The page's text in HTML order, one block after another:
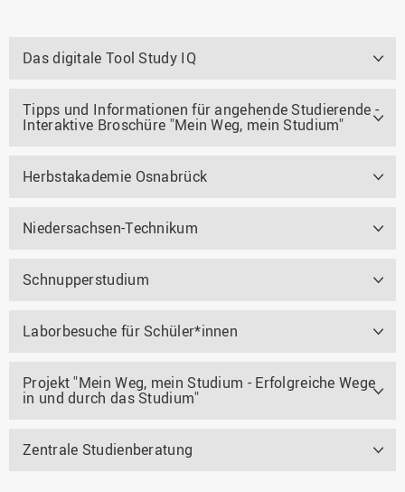
Das digitale Tool Study IQ
Tipps und Informationen für angehende Studierende -
Interaktive Broschüre "Mein Weg, mein Studium"
Herbstakademie Osnabrück
Niedersachsen-Technikum
Schnupperstudium
Laborbesuche für Schüler*innen
Projekt "Mein Weg, mein Studium - Erfolgreiche Wege
in und durch das Studium"
Zentrale Studienberatung